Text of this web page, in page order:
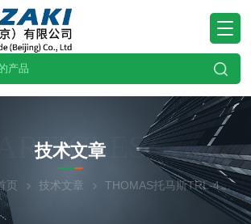
ARTICLES
技术文章
页 技术文章 THOMAS托马斯TRL-4C低温恒温水槽